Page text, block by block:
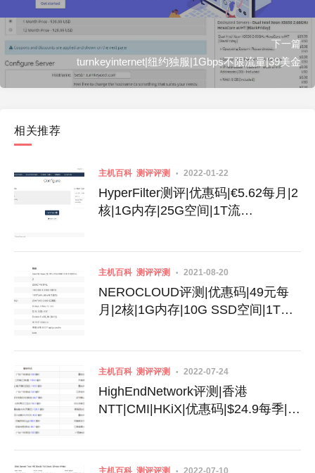
下一篇
turnkeyinternet|纽约独服|1Gbps不限流量|39美金
相关推荐
主机百科 测评评测 2022-01-22
HyperFilter测评|优惠码|€5.62每月|2
核|1G内存|25G空间|1T流
主机百科 测评评测 2021-08-20
NEROCLOUD评测|优惠码|49元每
月|2核|1G内存|10G SSD空间|1T流
主机百科 测评评测 2022-07-24
HighEndNetwork评测|香港
NTT|CMI|HKiX|优惠码|$24.9每季|2
主机百科 测评评测 2022-07-10